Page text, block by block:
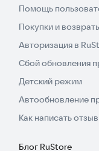
Помощь
Покупки и
Авторизация в
Сбой обновления
Детский режим
Автообновление
Как написать
Блог RuStore